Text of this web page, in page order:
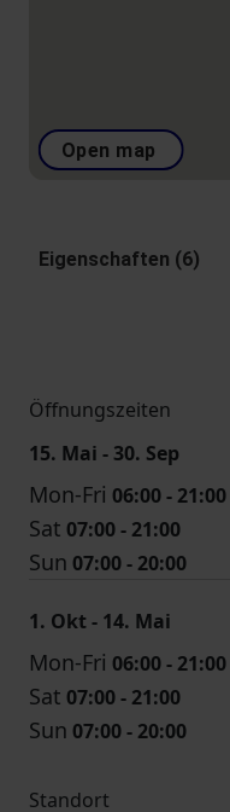
Open map
Eigenschaften (6)
Öffnungszeiten
15. Mai - 30. Sep
Mon-Fri 06:00 - 21:00
Sat 07:00 - 21:00
Sun 07:00 - 20:00
1. Okt - 14. Mai
Mon-Fri 06:00 - 21:00
Sat 07:00 - 21:00
Sun 07:00 - 20:00
Standort